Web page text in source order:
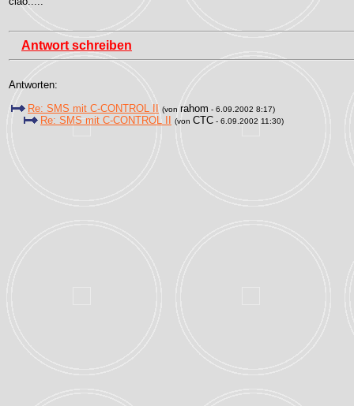
Antwort schreiben
Antworten:
Re: SMS mit C-CONTROL II
(von rahom - 6.09.2002 8:17)
Re: SMS mit C-CONTROL II (von CTC - 6.09.2002 11:30)